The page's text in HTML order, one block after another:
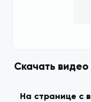
Скачать
На странице с